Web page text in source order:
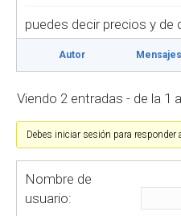
puedes decir precios y de
Autor Mensajes
Viendo 2 entradas - de la 1
Debes iniciar sesión para responder
Nombre de
usuario: